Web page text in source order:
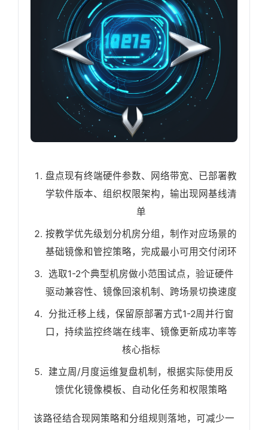
盘点现有终端硬件参数、网络带宽、已部署教
学软件版本、组织权限架构，输出现网基线清
单
按教学优先级划分机房分组，制作对应场景的
基础镜像和管控策略，完成最小可用交付闭环
选取1-2个典型机房做小范围试点，验证硬件
驱动兼容性、镜像回滚机制、跨场景切换速度
分批迁移上线，保留原部署方式1-2周并行窗
口，持续监控终端在线率、镜像更新成功率等
核心指标
建立周/月度运维复盘机制，根据实际使用反
馈优化镜像模板、自动化任务和权限策略
该路径结合现网策略和分组规则落地，可减少一